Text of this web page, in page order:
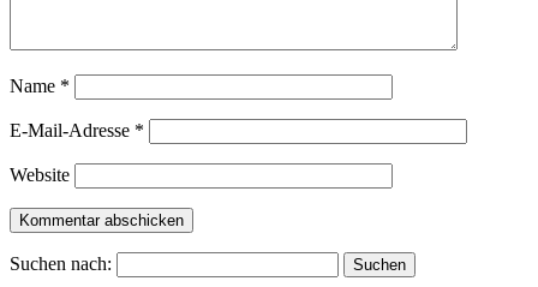
Name *
E-Mail-Adresse *
Website
Suchen nach: